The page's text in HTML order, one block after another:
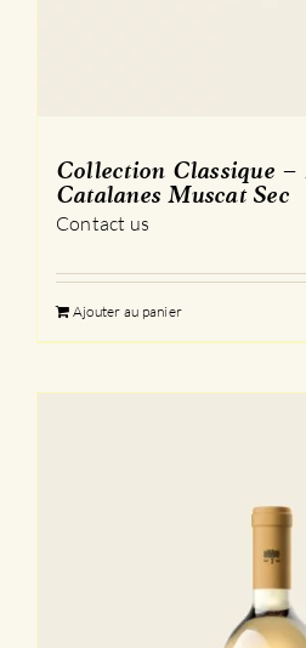
Collection Classique –
Catalanes Muscat Sec
Contact us
Ajouter au panier